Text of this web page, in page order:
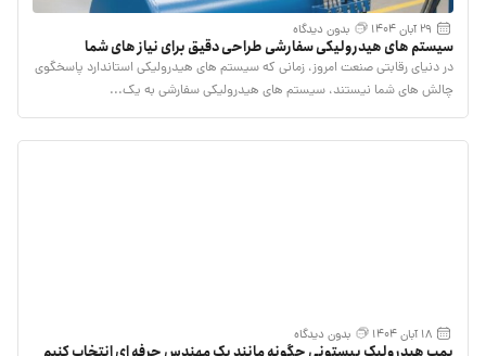
29 آبان 1404 بدون دیدگاه
سیستم‌ های هیدرولیکی سفارشی طراحی دقیق برای نیاز های شما
در دنیای رقابتی صنعت امروز، زمانی که سیستم های هیدرولیکی استاندارد پاسخگوی
چالش های شما نیستند، سیستم‌ های هیدرولیکی سفارشی به یک...
18 آبان 1404 بدون دیدگاه